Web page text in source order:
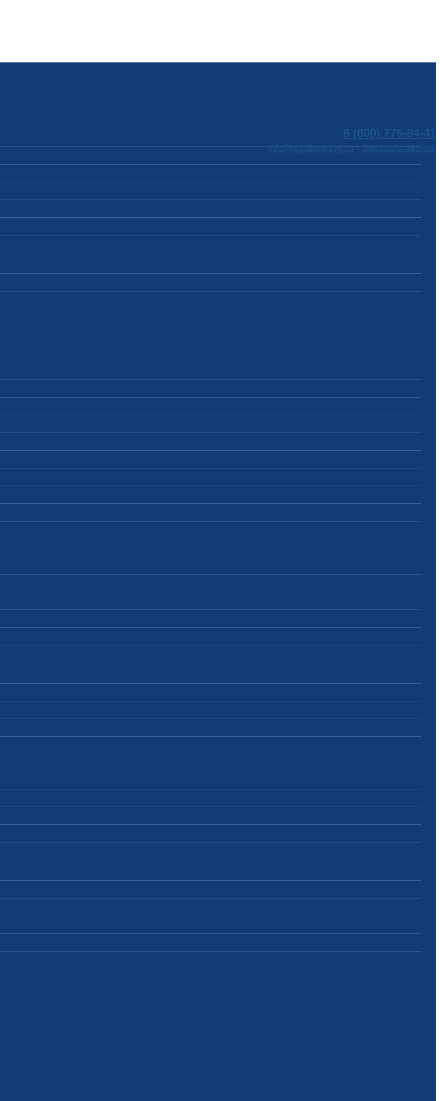
8 (800) 775-84-41
info@seabearing.ru Заказать звонок